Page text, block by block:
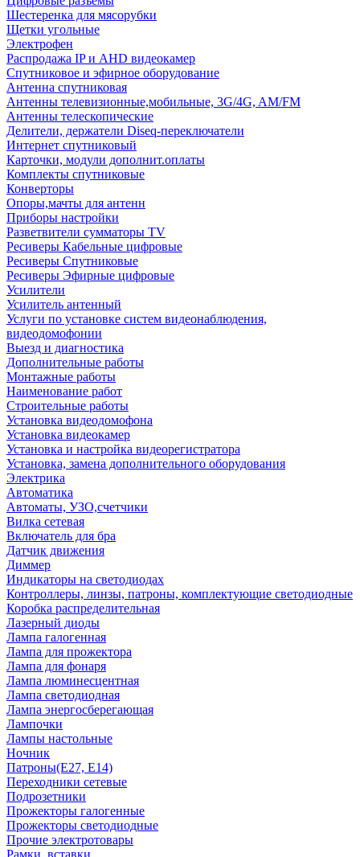
Шестеренка для мясорубки
Щетки угольные
Электрофен
Распродажа IP и AHD видеокамер
Спутниковое и эфирное оборудование
Антенна спутниковая
Антенны телевизионные,мобильные, 3G/4G, AM/FM
Антенны телескопические
Делители, держатели Diseq-переключатели
Интернет спутниковый
Карточки, модули дополнит.оплаты
Комплекты спутниковые
Конверторы
Опоры,мачты для антенн
Приборы настройки
Разветвители сумматоры TV
Ресиверы Кабельные цифровые
Ресиверы Спутниковые
Ресиверы Эфирные цифровые
Усилители
Усилитель антенный
Услуги по установке систем видеонаблюдения,
видеодомофонии
Выезд и диагностика
Дополнительные работы
Монтажные работы
Наименование работ
Строительные работы
Установка видеодомофона
Установка видеокамер
Установка и настройка видеорегистратора
Установка, замена дополнительного оборудования
Электрика
Автоматика
Автоматы, УЗО,счетчики
Вилка сетевая
Включатель для бра
Датчик движения
Диммер
Индикаторы на светодиодах
Контроллеры, линзы, патроны, комплектующие светодиодные
Коробка распределительная
Лазерный диоды
Лампа галогенная
Лампа для прожектора
Лампа для фонаря
Лампа люминесцентная
Лампа светодиодная
Лампа энергосберегающая
Лампочки
Лампы настольные
Ночник
Патроны(Е27, Е14)
Переходники сетевые
Подрозетники
Прожекторы галогенные
Прожекторы светодиодные
Прочие электротовары
Рамки, вставки